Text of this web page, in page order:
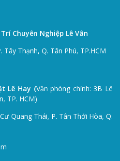
Chuyên Nghiệp Lê Vân
Thạnh, Q. Tân Phú, TP.HCM
Lê Hay (Văn phòng chính: 3B Lê
TP. HCM)
Quang Thái, P. Tân Thới Hòa, Q.